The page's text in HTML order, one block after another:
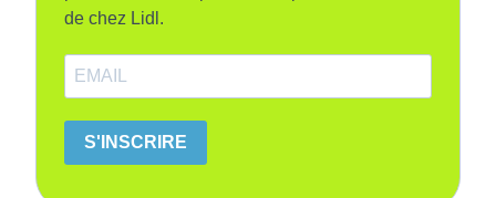
de chez Lidl.
S'INSCRIRE